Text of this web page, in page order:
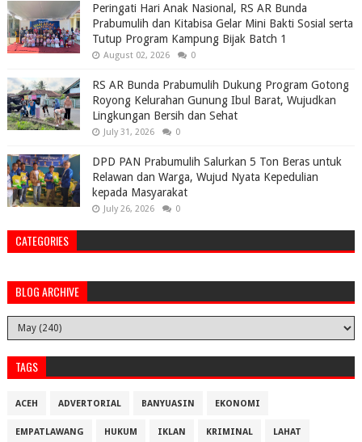
Peringati Hari Anak Nasional, RS AR Bunda
Prabumulih dan Kitabisa Gelar Mini Bakti Sosial serta
Tutup Program Kampung Bijak Batch 1
August 02, 2026 0
RS AR Bunda Prabumulih Dukung Program Gotong
Royong Kelurahan Gunung Ibul Barat, Wujudkan
Lingkungan Bersih dan Sehat
July 31, 2026 0
DPD PAN Prabumulih Salurkan 5 Ton Beras untuk
Relawan dan Warga, Wujud Nyata Kepedulian
kepada Masyarakat
July 26, 2026 0
CATEGORIES
BLOG ARCHIVE
TAGS
ACEH ADVERTORIAL BANYUASIN EKONOMI
EMPATLAWANG HUKUM IKLAN KRIMINAL LAHAT